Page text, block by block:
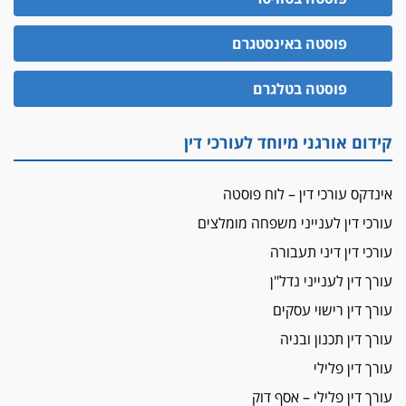
האופנוע חזר הביתה
עו"ד גיל פרידמן והרפתקאות אופנוע השטח שלו
הזכות לטנף
מאסר לעורך הדין
פיקטיביות בשם פלסטינים
על המידתיות
ביה"ד המשמעתי ביטל השעיה לצמיתות של
עורכת-דין שהביעה שמחה ב-7 באוקטובר
אשם
עו"ד הלל בבייב הורשע בהונאת עשרות לקוחות,
ההסדר: 7-9 שנות מאסר
דין ומקרקעין
עורך דין ברמת השרון נחקר בחשד למרמה בעסקת
פוסטה באינסטגרם
פוסטה בטלגרם
קידום אורגני מיוחד לעורכי דין
אינדקס עורכי דין – לוח פוסטה
עורכי דין לענייני משפחה מומלצים
עורכי דין דיני תעבורה
עורך דין לענייני נדל"ן
עורך דין רישוי עסקים
עורך דין תכנון ובניה
עורך דין פלילי
עורך דין פלילי – אסף דוק